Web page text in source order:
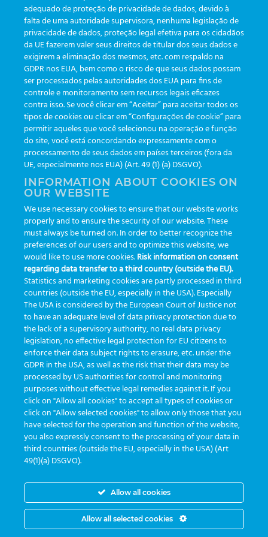
PISTA 3
Proporcionamos interfaceamento com
segurança nas análises e resultados de
exames.
Me integro a diversos sistemas, desde
hospitalares até laboratórios de apoio e
operadoras.
Trabalhamos com a tecnologia de Cloud
para armazenamento de dados.
Meu nome é uma das principais teclas em
seu computador. Venha nos visitar!
adequado de proteção de privacidade de dados, devido à
falta de uma autoridade supervisora, nenhuma legislação de
privacidade de dados, proteção legal efetiva para os cidadãos
da UE fazerem valer seus direitos de titular dos seus dados e
exigirem a eliminação dos mesmos, etc. com respaldo na
GDPR nos EUA, bem como o risco de que seus dados possam
ser processados pelas autoridades dos EUA para fins de
controle e monitoramento sem recursos legais eficazes
contra isso. Se você clicar em “Aceitar” para aceitar todos os
tipos de cookies ou clicar em “Configurações de cookie” para
permitir aqueles que você selecionou na operação e função
do site, você está concordando expressamente com o
processamento de seus dados em países terceiros (fora da
UE, especialmente nos EUA) (Art. 49 (1) (a) DSGVO).
INFORMATION ABOUT COOKIES ON
OUR WEBSITE
We use necessary cookies to ensure that our website works
properly and to ensure the security of our website. These
must always be turned on. In order to better recognize the
preferences of our users and to optimize this website, we
would like to use more cookies.Risk information on consent
regarding data transfer to a third country (outside the EU).
Statistics and marketing cookies are partly processed in third
countries (outside the EU, especially in the USA). Especially
The USA is considered by the European Court of Justice not
to have an adequate level of data privacy protection due to
the lack of a supervisory authority, no real data privacy
legislation, no effective legal protection for EU citizens to
enforce their data subject rights to erasure, etc. under the
GDPR in the USA, as well as the risk that their data may be
processed by US authorities for control and monitoring
purposes without effective legal remedies against it. If you
click on "Allow all cookies" to accept all types of cookies or
click on "Allow selected cookies" to allow only those that you
have selected for the operation and function of the website,
you also expressly consent to the processing of your data in
third countries (outside the EU, especially in the USA) (Art
49(1)(a) DSGVO).
Allow all cookies
Allow all selected cookies